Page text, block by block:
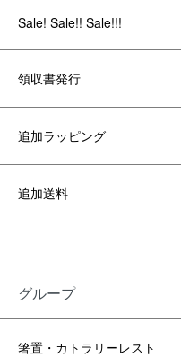
Sale! Sale!! Sale!!!
領収書発行
追加ラッピング
追加送料
グループ
箸置・カトラリーレスト